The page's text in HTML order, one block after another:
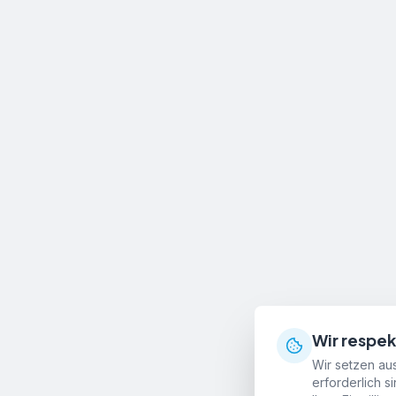
Wir
Wir setzen
erforderlich